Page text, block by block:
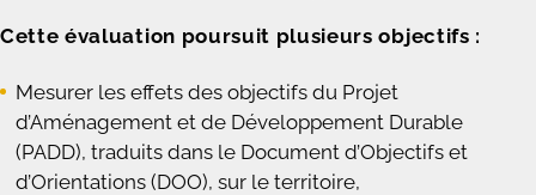
Cette évaluation poursuit plusieurs objectifs :
Mesurer les effets des objectifs du Projet
d’Aménagement et de Développement Durable
(PADD), traduits dans le Document d’Objectifs et
d’Orientations (DOO), sur le territoire,